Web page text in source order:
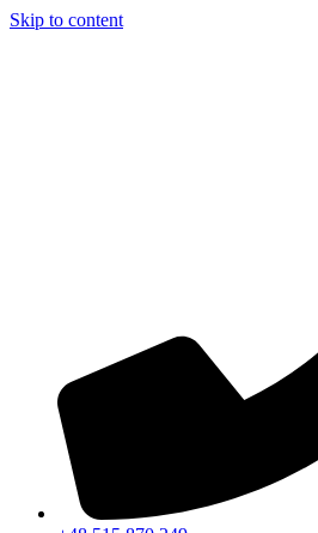
Skip to content